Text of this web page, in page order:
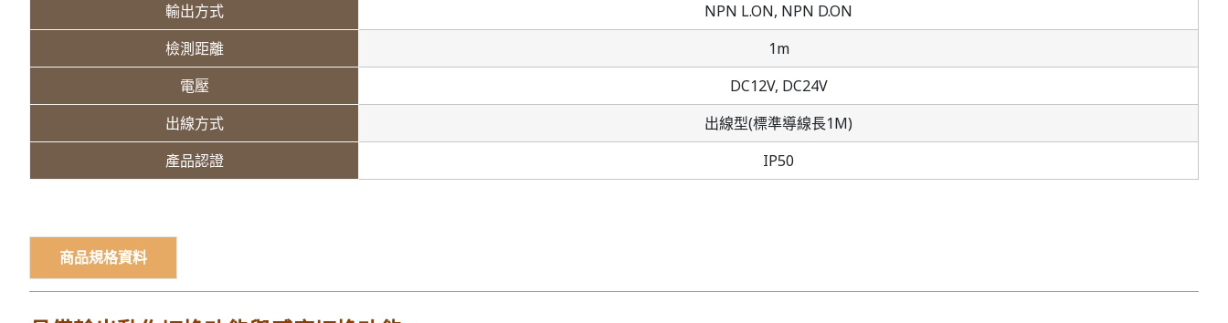
輸出方式
NPN L.ON, NPN D.ON
檢測距離
1m
電壓
DC12V, DC24V
出線方式
出線型(標準導線長1M)
產品認證
IP50
商品規格資料